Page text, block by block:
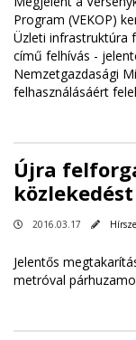
Program (VEKOP)
Üzleti infrastruktúra
című felhívás -
Nemzetgazdasági
felhasználásáért
Újra
közlekedést
2016.03.17
Jelentős
metróval